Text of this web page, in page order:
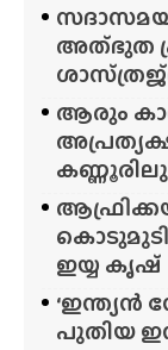
അത്‌ഭുത
ആരും
കൊടുമുടി
ഇയ്യ കൃഷ്
‘ഇന്ത്യൻ
പുതിയ